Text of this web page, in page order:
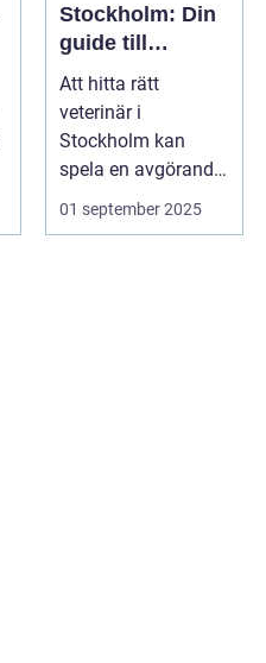
Stockholm: Din
guide till
djursjukvård i
huvudstaden
Att hitta rätt
veterinär i
Stockholm kan
spela en avgörande
roll för ditt husdju...
01 september 2025